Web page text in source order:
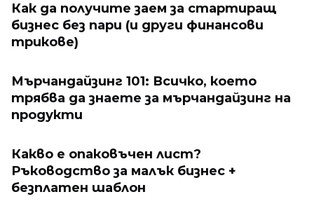
Как да получите заем за стартиращ
бизнес без пари (и други финансови
трикове)
Мърчандайзинг 101: Всичко, което
трябва да знаете за мърчандайзинг на
продукти
Какво е опаковъчен лист?
Ръководство за малък бизнес +
безплатен шаблон